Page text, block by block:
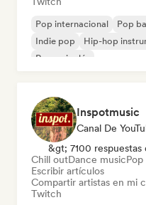
Pop internacional Pop
Indie pop
Hip-hop
Rap en inglés
Inspotmusic
&gt; 7100 respuestas
Chill outDance musicPop
Escribir artículos
Compartir artistas en mi
Twitch